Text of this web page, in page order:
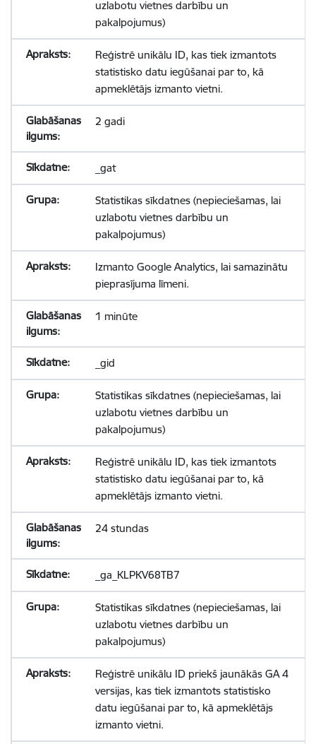
uzlabotu vietnes darbību un
pakalpojumus)
Reģistrē unikālu ID, kas tiek izmantots
statistisko datu iegūšanai par to, kā
apmeklētājs izmanto vietni.
2 gadi
_gat
Statistikas sīkdatnes (nepieciešamas, lai
uzlabotu vietnes darbību un
pakalpojumus)
Izmanto Google Analytics, lai samazinātu
pieprasījuma līmeni.
1 minūte
_gid
Statistikas sīkdatnes (nepieciešamas, lai
uzlabotu vietnes darbību un
pakalpojumus)
Reģistrē unikālu ID, kas tiek izmantots
statistisko datu iegūšanai par to, kā
apmeklētājs izmanto vietni.
24 stundas
_ga_KLPKV68TB7
Statistikas sīkdatnes (nepieciešamas, lai
uzlabotu vietnes darbību un
pakalpojumus)
Reģistrē unikālu ID priekš jaunākās GA 4
versijas, kas tiek izmantots statistisko
datu iegūšanai par to, kā apmeklētājs
izmanto vietni.